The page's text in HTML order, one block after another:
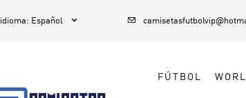
idioma: Español  
FÚTBOL